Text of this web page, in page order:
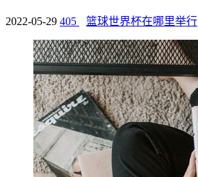
2022-05-29 405 篮球世界杯在哪里举行